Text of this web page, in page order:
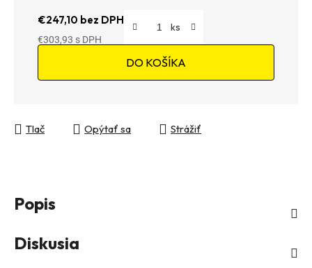
€247,10 bez DPH
€303,93
DO KOŠÍKA
Tlač Opýtať sa Strážiť
Popis
Diskusia